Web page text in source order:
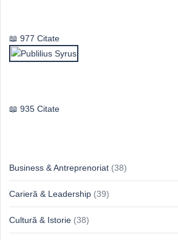
977 Citate
935 Citate
Business & Antreprenoriat (38)
Carieră & Leadership (39)
Cultură & Istorie (38)